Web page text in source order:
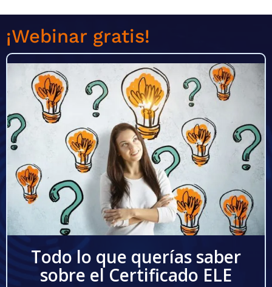
¡Webinar gratis!
Todo lo que querías saber
sobre el Certificado ELE